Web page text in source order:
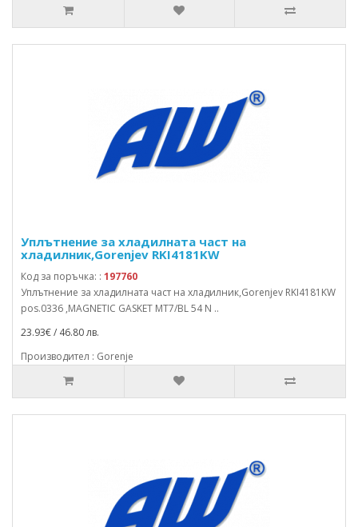
Уплътнение за хладилната част на
хладилник,Gorenjev RKI4181KW
Код за поръчка: : 197760
Уплътнение за хладилната част на хладилник,Gorenjev RKI4181KW
pos.0336 ,MAGNETIC GASKET MT7/BL 54 N ..
23.93€ / 46.80 лв.
Производител : Gorenje